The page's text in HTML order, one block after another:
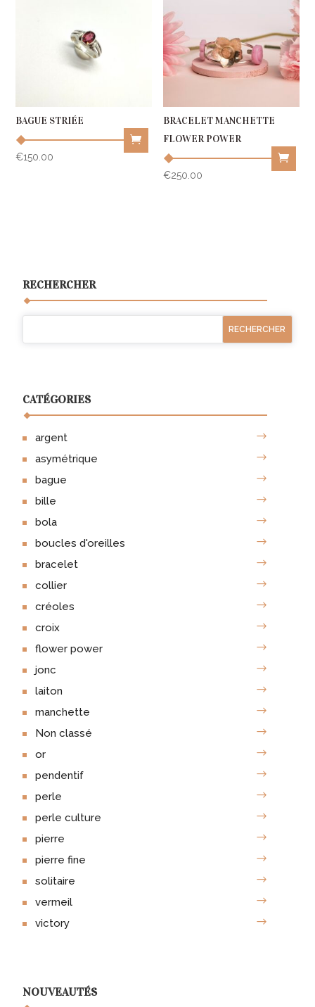
BAGUE STRIÉE
€150.00
options
may
product
page
BRACELET MANCHETTE
FLOWER POWER
€250.00
RECHERCHER
CATÉGORIES
argent
asymétrique
bague
bille
bola
boucles d'oreilles
bracelet
collier
créoles
croix
flower power
jonc
laiton
manchette
Non classé
or
pendentif
perle
perle culture
pierre
pierre fine
solitaire
vermeil
victory
NOUVEAUTÉS